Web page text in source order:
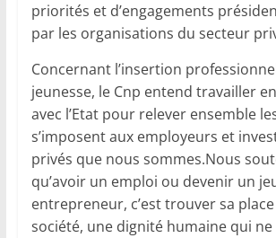
priorités et d’engagements
par les organisations du secteur
Concernant l’insertion
jeunesse, le Cnp entend travailler
avec l’Etat pour relever ensemble
s’imposent aux employeurs et
privés que nous sommes.Nous
qu’avoir un emploi ou devenir un
entrepreneur, c’est trouver sa
société, une dignité humaine qui